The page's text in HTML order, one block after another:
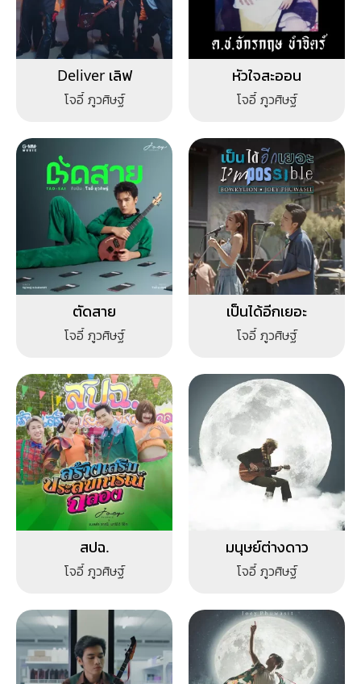
Deliver เลิฟ
โจอี้ ภูวศิษฐ์
หัวใจสะออน
โจอี้ ภูวศิษฐ์
ตัดสาย
โจอี้ ภูวศิษฐ์
เป็นได้อีกเยอะ
โจอี้ ภูวศิษฐ์
สปฉ.
โจอี้ ภูวศิษฐ์
มนุษย์ต่างดาว
โจอี้ ภูวศิษฐ์